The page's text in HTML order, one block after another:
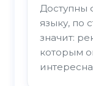
Доступны
языку, по
значит:
которым
интересна